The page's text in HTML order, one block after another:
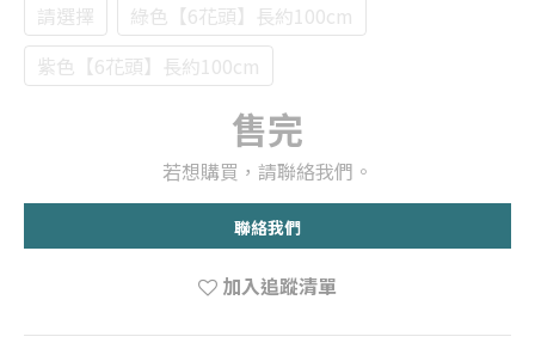
請選擇
綠色【6花頭】長約100cm
紫色【6花頭】長約100cm
售完
若想購買，請聯絡我們。
聯絡我們
加入追蹤清單